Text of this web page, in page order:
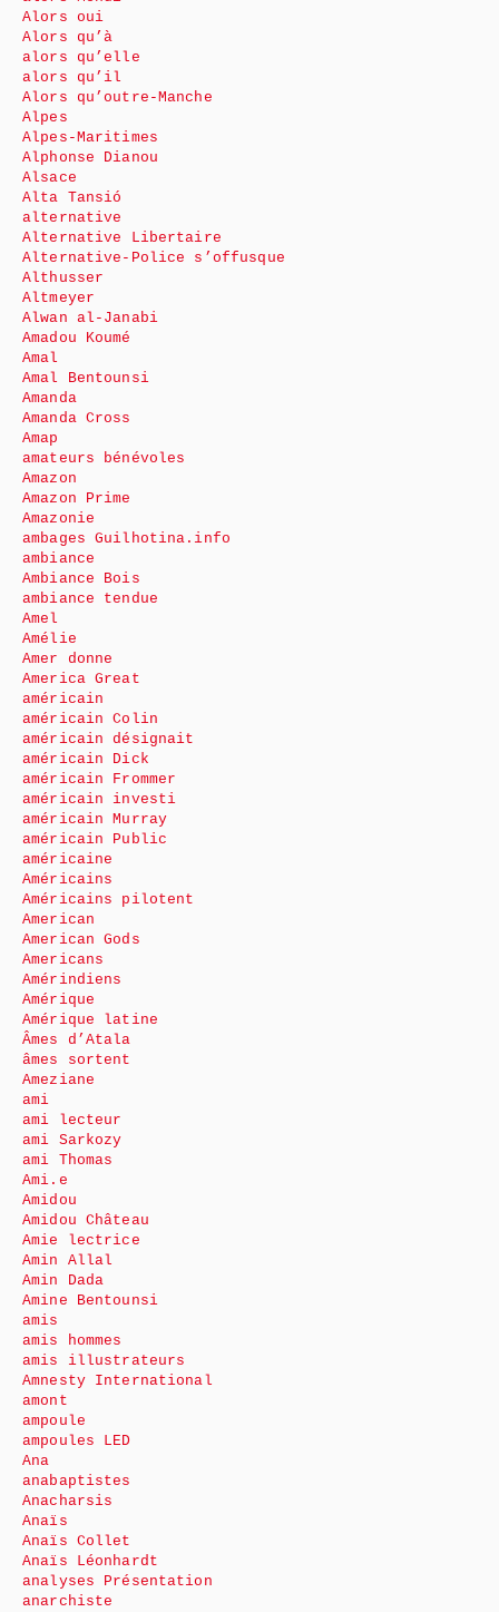
Alors oui
Alors qu’à
alors qu’elle
alors qu’il
Alors qu’outre-Manche
Alpes
Alpes-Maritimes
Alphonse Dianou
Alsace
Alta Tansió
alternative
Alternative Libertaire
Alternative-Police s’offusque
Althusser
Altmeyer
Alwan al-Janabi
Amadou Koumé
Amal
Amal Bentounsi
Amanda
Amanda Cross
Amap
amateurs bénévoles
Amazon
Amazon Prime
Amazonie
ambages Guilhotina.info
ambiance
Ambiance Bois
ambiance tendue
Amel
Amélie
Amer donne
America Great
américain
américain Colin
américain désignait
américain Dick
américain Frommer
américain investi
américain Murray
américain Public
américaine
Américains
Américains pilotent
American
American Gods
Americans
Amérindiens
Amérique
Amérique latine
Âmes d’Atala
âmes sortent
Ameziane
ami
ami lecteur
ami Sarkozy
ami Thomas
Ami.e
Amidou
Amidou Château
Amie lectrice
Amin Allal
Amin Dada
Amine Bentounsi
amis
amis hommes
amis illustrateurs
Amnesty International
amont
ampoule
ampoules LED
Ana
anabaptistes
Anacharsis
Anaïs
Anaïs Collet
Anaïs Léonhardt
analyses Présentation
anarchiste